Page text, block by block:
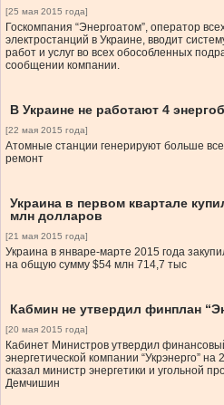
[25 мая 2015 года]
Госкомпания “Энергоатом”, оператор
электростанций в Украине, вводит
работ и услуг во всех обособленных
сообщении компании.
В Украине не работают 4
[22 мая 2015 года]
Атомные станции генерируют больше
ремонт
Украина в первом квартале
млн долларов
[21 мая 2015 года]
Украина в январе-марте 2015 года
на общую сумму $54 млн 714,7 тыс
Кабмин не утвердил финплан
[20 мая 2015 года]
Кабинет Министров утвердил
энергетической компании “Укрэнерго”
сказал министр энергетики и угольной
Демчишин